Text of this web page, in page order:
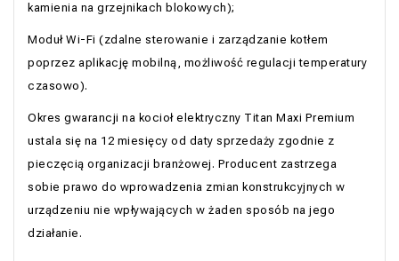
kamienia na grzejnikach blokowych);
Moduł Wi-Fi (zdalne sterowanie i zarządzanie kotłem
poprzez aplikację mobilną, możliwość regulacji temperatury
czasowo).
Okres gwarancji na kocioł elektryczny Titan Maxi Premium
ustala się na 12 miesięcy od daty sprzedaży zgodnie z
pieczęcią organizacji branżowej. Producent zastrzega
sobie prawo do wprowadzenia zmian konstrukcyjnych w
urządzeniu nie wpływających w żaden sposób na jego
działanie.